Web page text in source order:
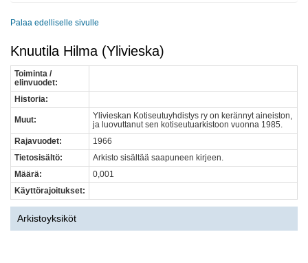
Palaa edelliselle sivulle
Knuutila Hilma (Ylivieska)
Toiminta /
elinvuodet:
Historia:
Muut:
Ylivieskan Kotiseutuyhdistys ry on kerännyt aineiston,
ja luovuttanut sen kotiseutuarkistoon vuonna 1985.
Rajavuodet:
1966
Tietosisältö:
Arkisto sisältää saapuneen kirjeen.
Määrä:
0,001
Käyttörajoitukset:
Arkistoyksiköt